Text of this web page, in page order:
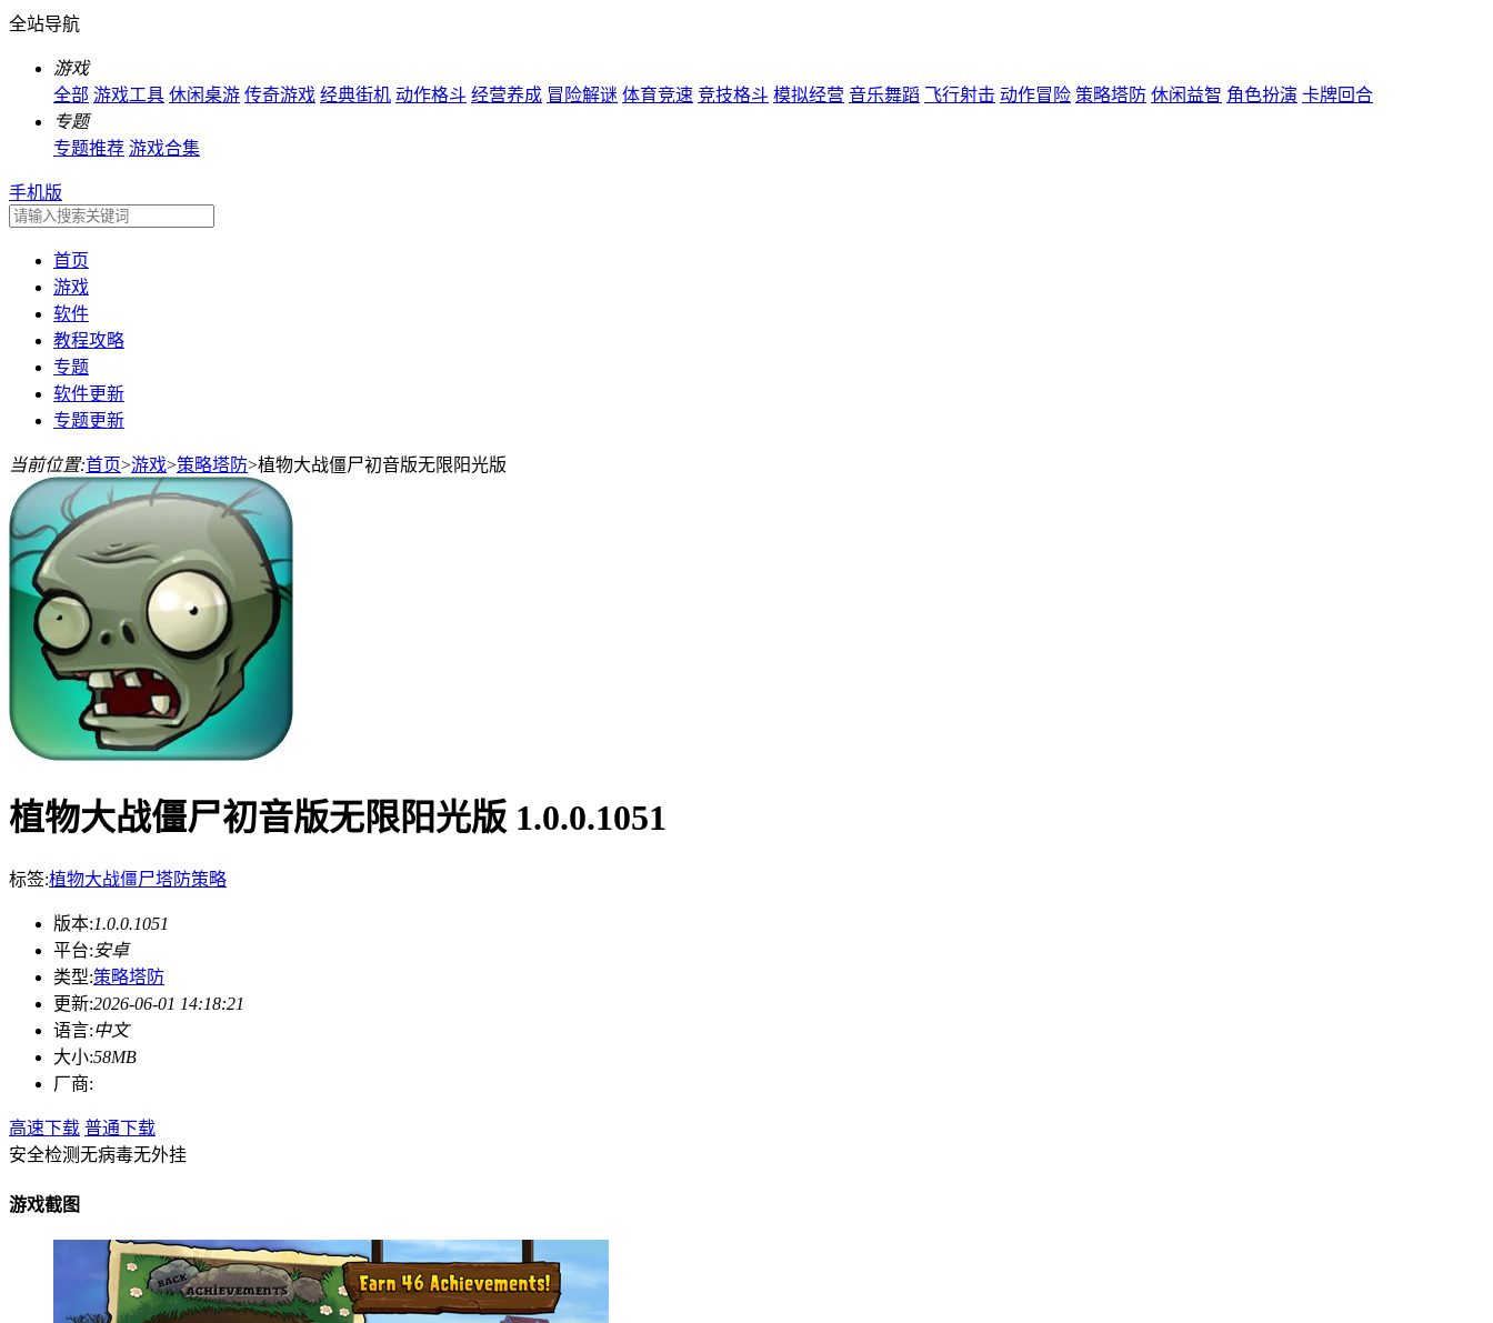
全站导航
游戏
全部 游戏工具 休闲桌游 传奇游戏 经典街机 动作格斗 经营养成 冒险解谜 体育竞速 竞技格斗 模拟经营 音乐舞蹈 飞行射击 动作冒险 策略塔防 休闲益智 角色扮演 卡牌回合
专题
专题推荐 游戏合集
手机版
首页
游戏
软件
教程攻略
专题
软件更新
专题更新
当前位置:首页>游戏>策略塔防>植物大战僵尸初音版无限阳光版
植物大战僵尸初音版无限阳光版 1.0.0.1051
标签:植物大战僵尸塔防策略
版本:1.0.0.1051
平台:安卓
类型:策略塔防
更新:2026-06-01 14:18:21
语言:中文
大小:58MB
厂商:
高速下载 普通下载
安全检测无病毒无外挂
游戏截图